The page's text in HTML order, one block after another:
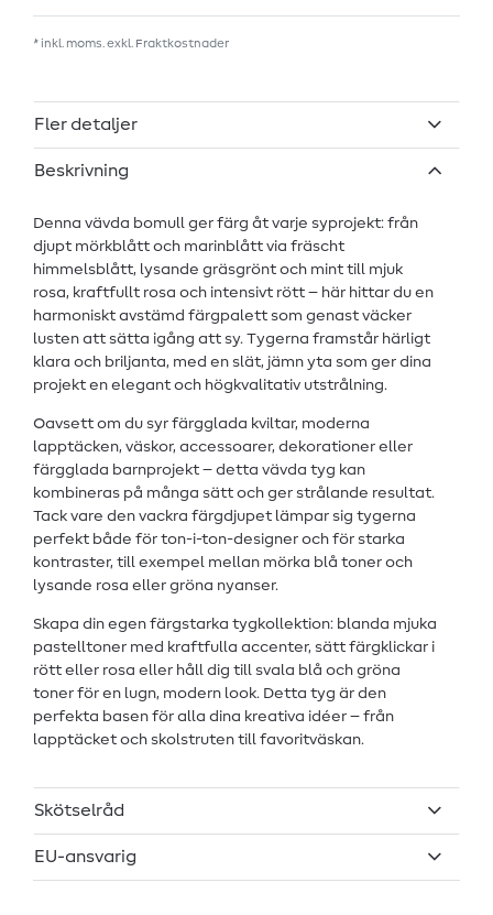
* inkl. moms. exkl. Fraktkostnader
Fler detaljer
Beskrivning
Denna vävda bomull ger färg åt varje syprojekt: från
djupt mörkblått och marinblått via fräscht
himmelsblått, lysande gräsgrönt och mint till mjuk
rosa, kraftfullt rosa och intensivt rött – här hittar du en
harmoniskt avstämd färgpalett som genast väcker
lusten att sätta igång att sy. Tygerna framstår härligt
klara och briljanta, med en slät, jämn yta som ger dina
projekt en elegant och högkvalitativ utstrålning.
Oavsett om du syr färgglada kviltar, moderna
lapptäcken, väskor, accessoarer, dekorationer eller
färgglada barnprojekt – detta vävda tyg kan
kombineras på många sätt och ger strålande resultat.
Tack vare den vackra färgdjupet lämpar sig tygerna
perfekt både för ton-i-ton-designer och för starka
kontraster, till exempel mellan mörka blå toner och
lysande rosa eller gröna nyanser.
Skapa din egen färgstarka tygkollektion: blanda mjuka
pastelltoner med kraftfulla accenter, sätt färgklickar i
rött eller rosa eller håll dig till svala blå och gröna
toner för en lugn, modern look. Detta tyg är den
perfekta basen för alla dina kreativa idéer – från
lapptäcket och skolstruten till favoritväskan.
Skötselråd
EU-ansvarig